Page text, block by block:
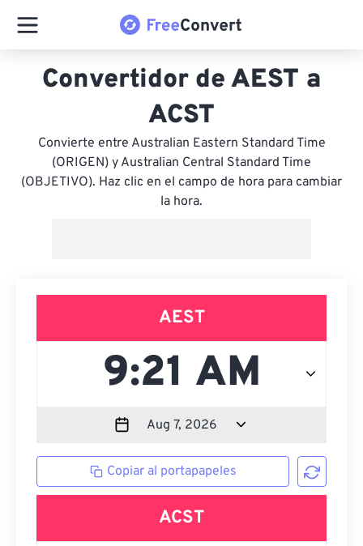
Convertidor de AEST a
ACST
Convierte entre Australian Eastern Standard Time
(ORIGEN) y Australian Central Standard Time
(OBJETIVO). Haz clic en el campo de hora para cambiar
la hora.
AEST
Copiar al portapapeles
ACST